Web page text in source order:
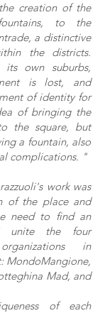
creation of the
to the
a distinctive
the districts.
own suburbs,
is lost, and
of identity for
of ​​bringing the
the square, but
a fountain, also
complications. "
work was
of the place and
need to find an
unite the four
in
MondoMangione,
Mad, and
of each